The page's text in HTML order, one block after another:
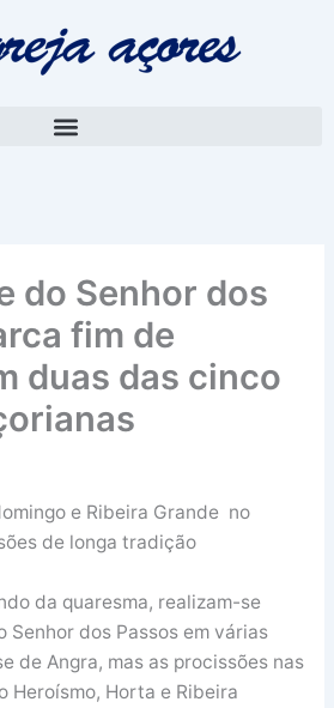
do Senhor dos
fim de
duas das cinco
e Ribeira Grande no
de longa tradição
da quaresma, realizam-se
Senhor dos Passos em várias
de Angra, mas as procissões nas
Heroísmo, Horta e Ribeira